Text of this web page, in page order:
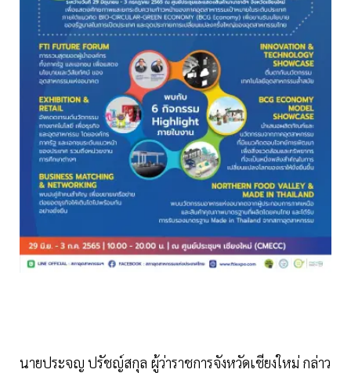
นายประจญ ปรัชญ์สกุล ผู้ว่าราชการจังหวัดเชียงใหม่ กล่าว